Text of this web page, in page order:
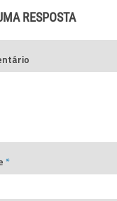
RESPOSTA
*